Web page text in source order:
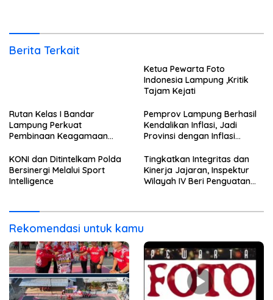
Berita Terkait
Ketua Pewarta Foto
Indonesia Lampung ,Kritik
Tajam Kejati
Rutan Kelas I Bandar
Lampung Perkuat
Pembinaan Keagamaan
Bersama Habib Ahmad Al
Habsyi
Pemprov Lampung Berhasil
Kendalikan Inflasi, Jadi
Provinsi dengan Inflasi
KONI dan Ditintelkam Polda
Bersinergi Melalui Sport
Intelligence
Tingkatkan Integritas dan
Kinerja Jajaran, Inspektur
Wilayah IV Beri Penguatan
Rekomendasi untuk kamu